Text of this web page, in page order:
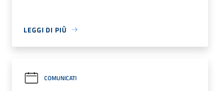
LEGGI DI PIÙ
COMUNICATI